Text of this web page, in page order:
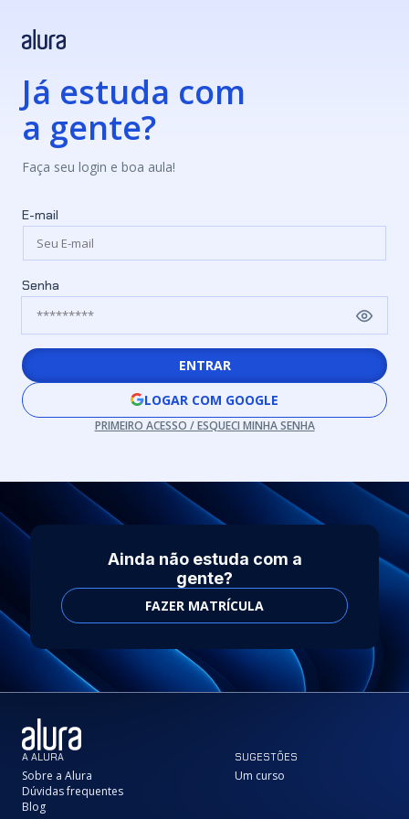
Já estuda com
a gente?
Faça seu login e boa aula!
E-mail
Senha
ENTRAR
LOGAR COM GOOGLE
PRIMEIRO ACESSO / ESQUECI MINHA SENHA
Ainda não estuda com a
gente?
FAZER MATRÍCULA
A ALURA
Sobre a Alura
Dúvidas frequentes
Blog
SUGESTÕES
Um curso